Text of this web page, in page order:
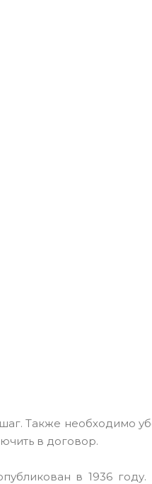
Также необходимо
в договор.
в 1936 году.